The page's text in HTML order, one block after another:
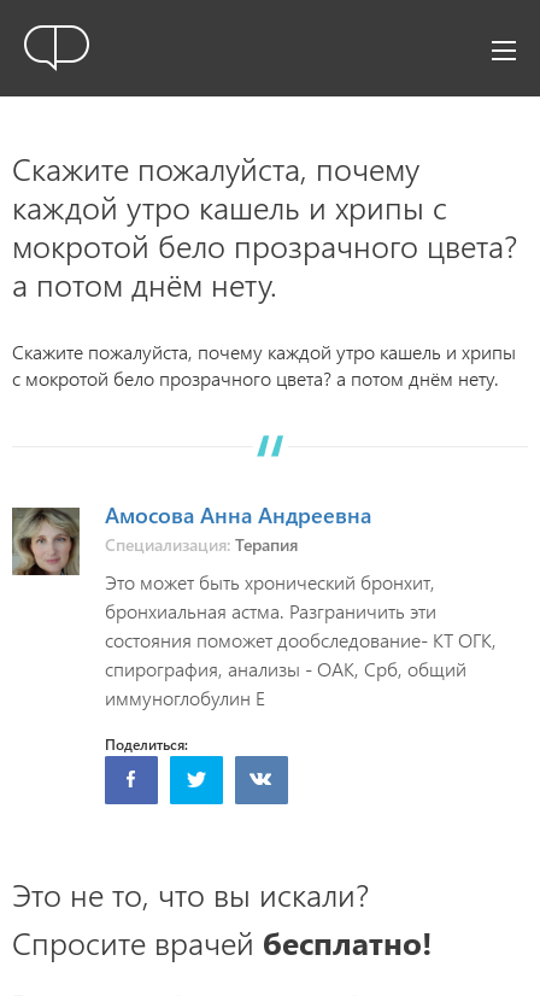
Скажите пожалуйста, почему
каждой утро кашель и хрипы с
мокротой бело прозрачного цвета?
а потом днём нету.
Скажите пожалуйста, почему каждой утро кашель и хрипы
с мокротой бело прозрачного цвета? а потом днём нету.
Амосова Анна Андреевна
Специализация: Терапия
Это может быть хронический бронхит,
бронхиальная астма. Разграничить эти
состояния поможет дообследование- КТ ОГК,
спирография, анализы - ОАК, Срб, общий
иммуноглобулин Е
Поделиться:
Это не то, что вы искали?
Спросите врачей бесплатно!